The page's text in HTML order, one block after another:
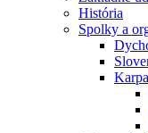
História
Spolky a